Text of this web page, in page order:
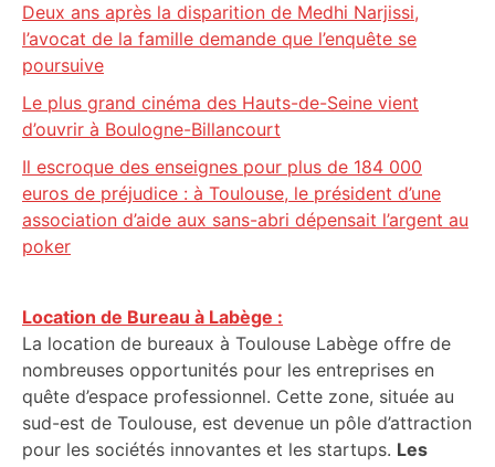
Deux ans après la disparition de Medhi Narjissi,
l’avocat de la famille demande que l’enquête se
poursuive
Le plus grand cinéma des Hauts-de-Seine vient
d’ouvrir à Boulogne-Billancourt
Il escroque des enseignes pour plus de 184 000
euros de préjudice : à Toulouse, le président d’une
association d’aide aux sans-abri dépensait l’argent au
poker
Location de Bureau à Labège :
La location de bureaux à Toulouse Labège offre de
nombreuses opportunités pour les entreprises en
quête d’espace professionnel. Cette zone, située au
sud-est de Toulouse, est devenue un pôle d’attraction
pour les sociétés innovantes et les startups. Les